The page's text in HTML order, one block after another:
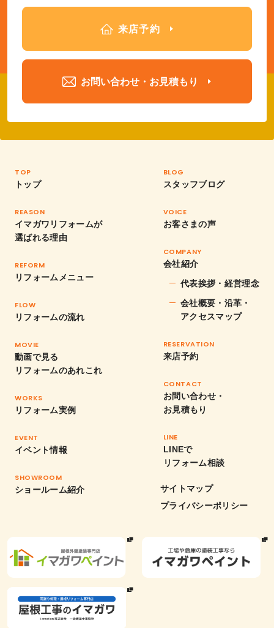
来店予約
お問い合わせ・お見積もり
TOP
トップ
REASON
イマガワリフォームが
選ばれる理由
REFORM
リフォームメニュー
FLOW
リフォームの流れ
MOVIE
動画で見る
リフォームのあれこれ
WORKS
リフォーム実例
EVENT
イベント情報
SHOWROOM
ショールーム紹介
BLOG
スタッフブログ
VOICE
お客さまの声
COMPANY
会社紹介
代表挨拶・経営理念
会社概要・沿革・
アクセスマップ
RESERVATION
来店予約
CONTACT
お問い合わせ・
お見積もり
LINE
LINEで
リフォーム相談
サイトマップ
プライバシーポリシー